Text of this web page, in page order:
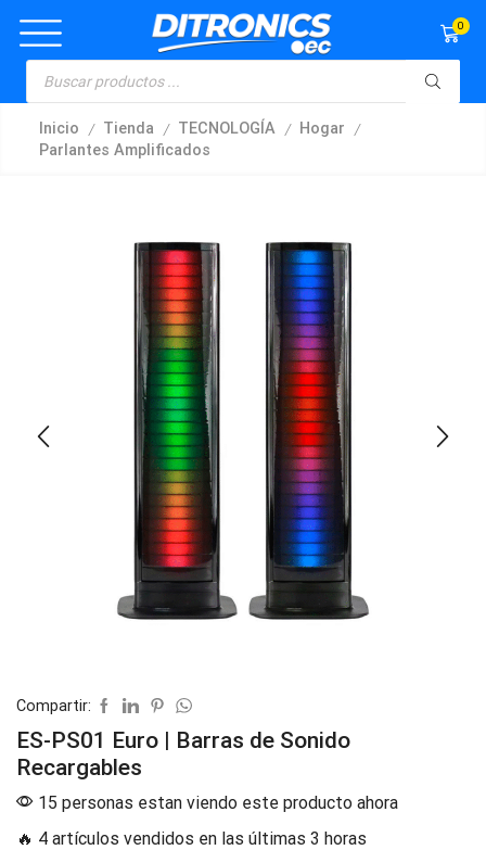
0
Inicio / Tienda / TECNOLOGÍA / Hogar /
Parlantes Amplificados
Compartir:
ES-PS01 Euro | Barras de Sonido
Recargables
15 personas estan viendo este producto ahora
🔥 4 artículos vendidos en las últimas 3 horas